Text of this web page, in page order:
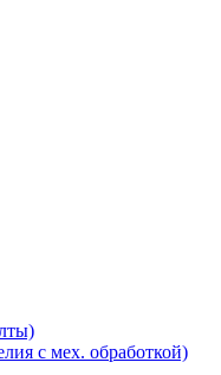
с мех. обработкой)